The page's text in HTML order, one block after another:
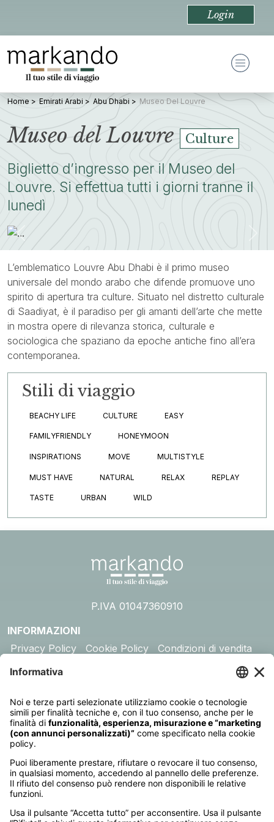
Login
Home Emirati Arabi Abu Dhabi Museo Del Louvre
Museo del Louvre Culture
Biglietto d’ingresso per il Museo del
Louvre. Si effettua tutti i giorni tranne il
lunedì
Previous
L’emblematico Louvre Abu Dhabi è il primo museo
universale del mondo arabo che difende promuove uno
spirito di apertura tra culture. Situato nel distretto culturale
di Saadiyat, è il paradiso per gli amanti dell’arte che mette
in mostra opere di rilevanza storica, culturale e
sociologica che spaziano da epoche antiche fino all’era
contemporanea.
Stili di viaggio
BEACHY LIFE CULTURE EASY
FAMILYFRIENDLY HONEYMOON
INSPIRATIONS MOVE MULTISTYLE
MUST HAVE NATURAL RELAX REPLAY
TASTE URBAN WILD
P.IVA 01047360910
INFORMAZIONI
Privacy Policy
Cookie Policy Condizioni di vendita
Assicurazione
DESTINAZIONI
Australia
Cambogia Canada Egitto Emirati Arabi
Madagascar Maldive Malesia e Singapore
Mauritius Messico Namibia Oman